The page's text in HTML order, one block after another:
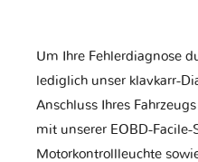
Um Ihre Fehlerdiagnose
lediglich unser klavkarr-
Anschluss Ihres
mit unserer EOBD-
Motorkontrollleuchte